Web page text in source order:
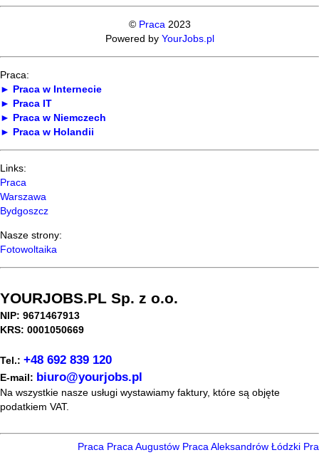
© Praca2023
Powered by YourJobs.pl
Praca:
► Praca w Internecie
► Praca IT
► Praca w Niemczech
► Praca w Holandii
Links:
Praca
Warszawa
Bydgoszcz
Nasze strony:
Fotowoltaika
YOURJOBS.PL Sp. z o.o.
NIP: 9671467913
KRS: 0001050669
Tel.: +48 692 839 120
E-mail: biuro@yourjobs.pl
Na wszystkie nasze usługi wystawiamy faktury, które są objęte
podatkiem VAT.
Praca Praca Augustów Praca Aleksandrów Łódzki